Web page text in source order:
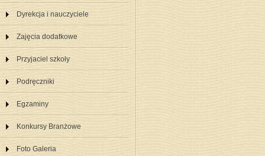
Dyrekcja i nauczyciele
Zajęcia dodatkowe
Przyjaciel szkoły
Podręczniki
Egzaminy
Konkursy Branżowe
Foto Galeria